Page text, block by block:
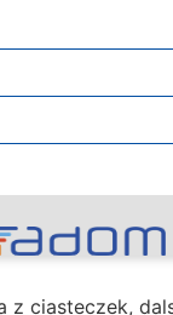
portal miasta
z ciasteczek,